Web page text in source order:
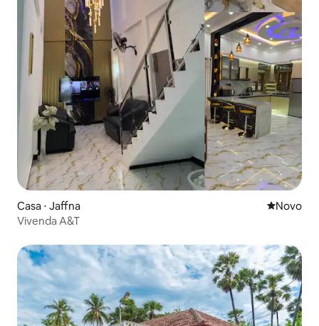
Casa ⋅ Jaffna Novo
Novo
Vivenda A&T